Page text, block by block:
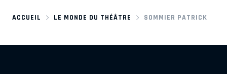
ACCUEIL LE MONDE DU THÉÂTRE SOMMIER PATRICK